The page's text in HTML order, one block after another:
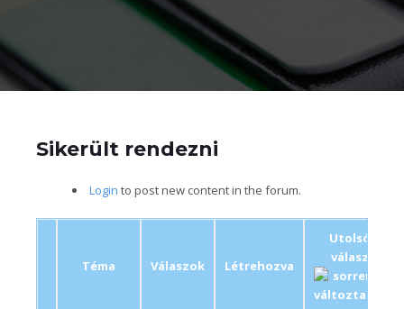
Sikerült rendezni
Login to post new content in the forum.
Téma Válaszok Létrehozva
Utolsó
válasz